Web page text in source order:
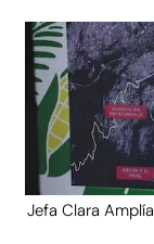
Jefa Clara